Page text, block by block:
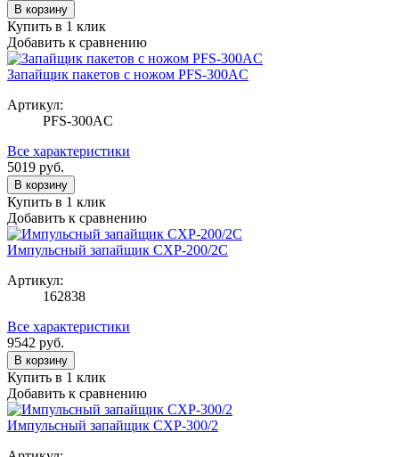
В корзину
Купить в 1 клик
Добавить к сравнению
Запайщик пакетов с ножом PFS-300AC
Артикул:
PFS-300AC
Все характеристики
5019 руб.
В корзину
Купить в 1 клик
Добавить к сравнению
Импульсный запайщик CXP-200/2C
Артикул:
162838
Все характеристики
9542 руб.
В корзину
Купить в 1 клик
Добавить к сравнению
Импульсный запайщик CXP-300/2